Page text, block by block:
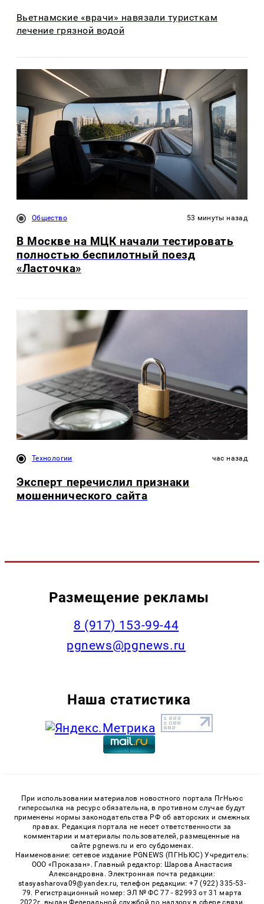
Вьетнамские «врачи» навязали туристкам
лечение грязной водой
Общество 53 минуты назад
В Москве на МЦК начали тестировать
полностью беспилотный поезд
«Ласточка»
Технологии час назад
Эксперт перечислил признаки
мошеннического сайта
Размещение рекламы
‭8 (917) 153-99-44
pgnews@pgnews.ru
Наша статистика
При использовании материалов новостного портала ПгНьюс
гиперссылка на ресурс обязательна, в противном случае будут
применены нормы законодательства РФ об авторских и смежных
правах. Редакция портала не несет ответственности за
комментарии и материалы пользователей, размещенные на
сайте pgnews.ru и его субдоменах.
Наименование: сетевое издание PGNEWS (ПГНЬЮС) Учредитель:
ООО «Проказан». Главный редактор: Шарова Анастасия
Александровна. Электронная почта редакции:
stasyasharova09@yandex.ru, телефон редакции: +7 (922) 335-53-
79. Регистрационный номер: ЭЛ № ФС 77 - 82993 от 31 марта
2022г. выдан Федеральной службой по надзору в сфере связи,